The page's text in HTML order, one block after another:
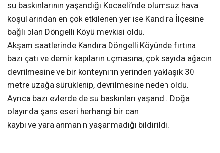
su baskınlarının yaşandığı Kocaeli’nde olumsuz hava
koşullarından en çok etkilenen yer ise Kandıra İlçesine
bağlı olan Döngelli Köyü mevkisi oldu.
Akşam saatlerinde Kandıra Döngelli Köyünde fırtına
bazı çatı ve demir kapıların uçmasına, çok sayıda ağacın
devrilmesine ve bir konteynırın yerinden yaklaşık 30
metre uzağa sürüklenip, devrilmesine neden oldu.
Ayrıca bazı evlerde de su baskınları yaşandı. Doğa
olayında şans eseri herhangi bir can
kaybı ve yaralanmanın yaşanmadığı bildirildi.